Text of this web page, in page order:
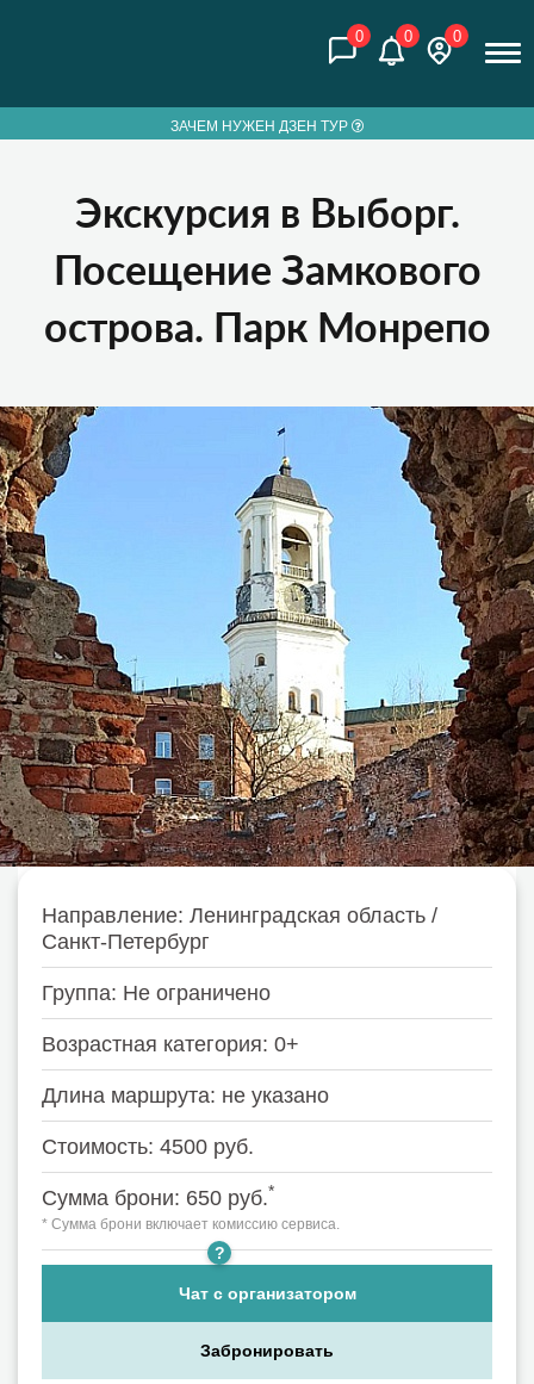
0 0 0
ЗАЧЕМ НУЖЕН ДЗЕН ТУР
Экскурсия в Выборг.
Посещение Замкового
острова. Парк Монрепо
Направление: Ленинградская область /
Санкт-Петербург
Группа: Не ограничено
Возрастная категория: 0+
Длина маршрута: не указано
Стоимость: 4500 руб.
Сумма брони: 650 руб.*
* Сумма брони включает комиссию сервиса.
Забронировать
Чат с организатором
?